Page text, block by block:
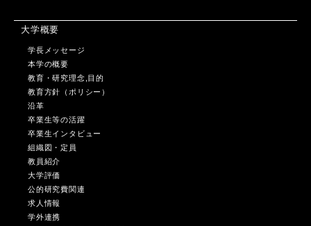
大学概要
学長メッセージ
本学の概要
教育・研究理念,目的
教育方針（ポリシー）
沿革
卒業生等の活躍
卒業生インタビュー
組織図・定員
教員紹介
大学評価
公的研究費関連
求人情報
学外連携